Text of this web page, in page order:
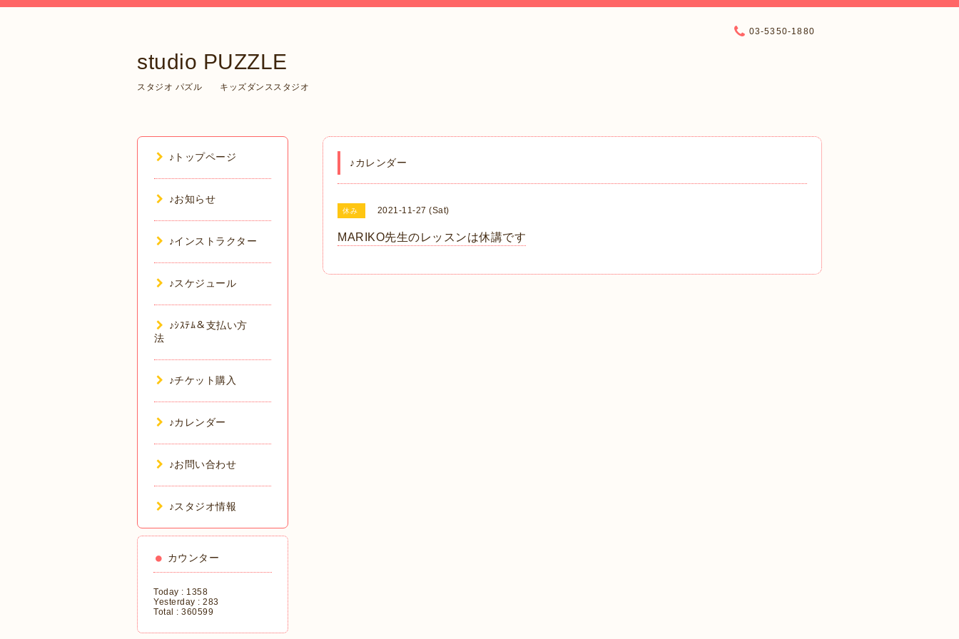
studio PUZZLE
スタジオ パズル キッズダンススタジオ
03-5350-1880
♪カレンダー
休み 2021-11-27 (Sat)
MARIKO先生のレッスンは休講です
♪トップページ
♪お知らせ
♪インストラクター
♪スケジュール
♪ｼｽﾃﾑ＆支払い方
法
♪チケット購入
♪カレンダー
♪お問い合わせ
♪スタジオ情報
カウンター
Today : 1358
Yesterday : 283
Total : 360599